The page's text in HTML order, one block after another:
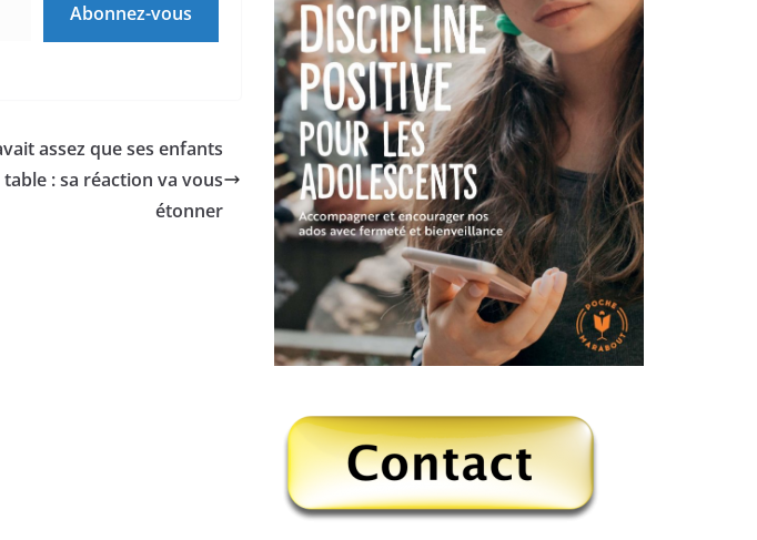
Abonnez-vous
assez que ses enfants
: sa réaction va vous
étonner